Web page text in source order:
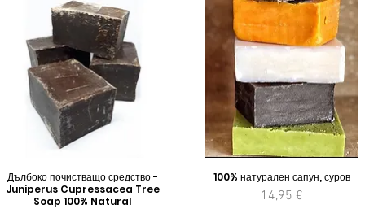
Дълбоко почистващо средство -
Juniperus Cupressacea Tree
Soap 100% Natural
100% натурален сапун, суров
Цена
14,95 €